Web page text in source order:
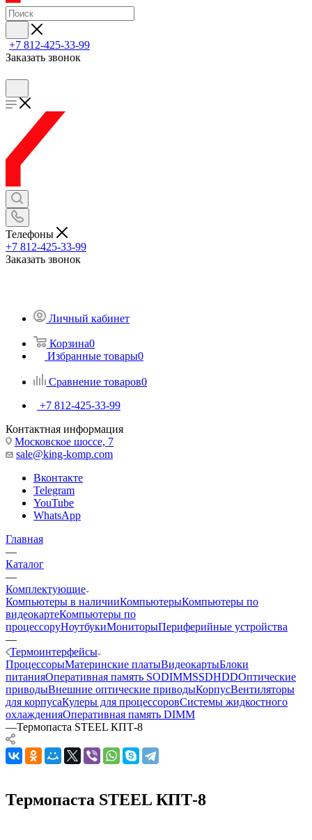
+7 812-425-33-99
Заказать звонок
Телефоны
+7 812-425-33-99
Заказать звонок
Личный кабинет
Корзина0
Избранные товары0
Сравнение товаров0
+7 812-425-33-99
Контактная информация
Московское шоссе, 7
sale@king-komp.com
Вконтакте
Telegram
YouTube
WhatsApp
Главная
—
Каталог
—
Комплектующие
Компьютеры в наличииКомпьютерыКомпьютеры по
видеокартеКомпьютеры по
процессоруНоутбукиМониторыПериферийные устройства
—
Термоинтерфейсы
ПроцессорыМатеринские платыВидеокартыБлоки
питанияОперативная память SODIMMSSDHDDОптические
приводыВнешние оптические приводыКорпусВентиляторы
для корпусаКулеры для процессоровСистемы жидкостного
охлажденияОперативная память DIMM
—Термопаста STEEL КПТ-8
Термопаста STEEL КПТ-8